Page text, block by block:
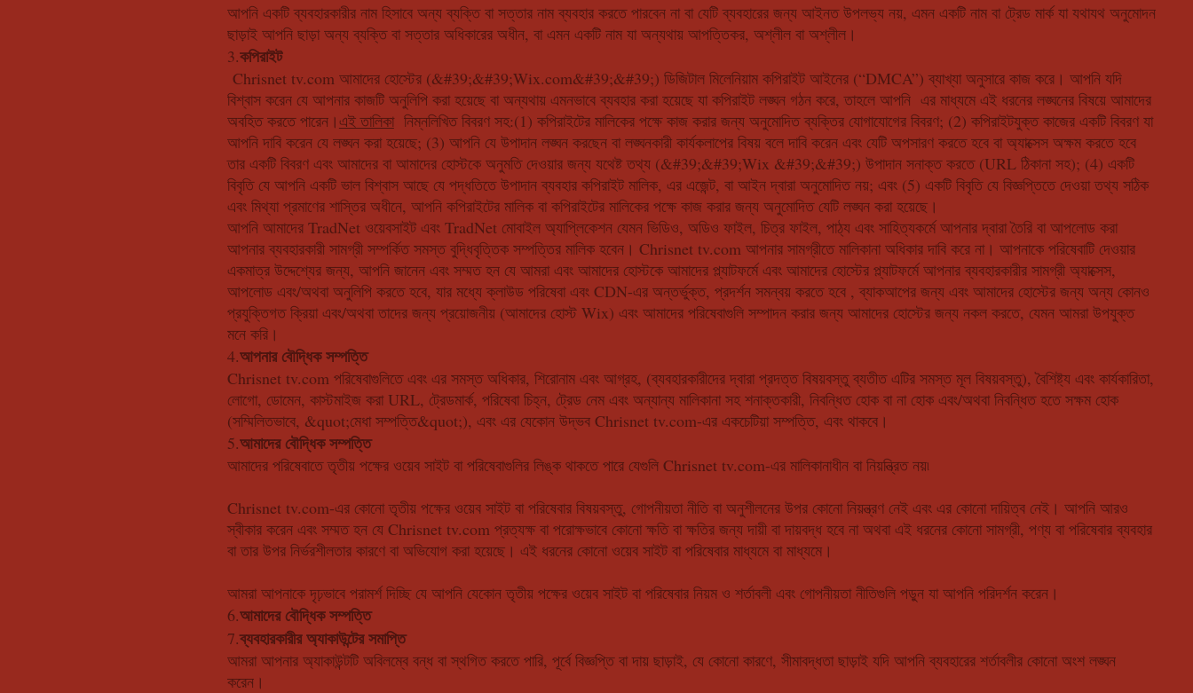
আপনি একটি ব্যবহারকারীর নাম হিসাবে অন্য ব্যক্তি বা সত্তার নাম ব্যবহার করতে পারবেন না বা যেটি ব্যবহারের জন্য আইনত উপলভ্য নয়, এমন একটি নাম বা ট্রেড মার্ক যা যথাযথ অনুমোদন
ছাড়াই আপনি ছাড়া অন্য ব্যক্তি বা সত্তার অধিকারের অধীন, বা এমন একটি নাম যা অন্যথায় আপত্তিকর, অশ্লীল বা অশ্লীল।
3.কপিরাইট
Chrisnet tv.com আমাদের হোস্টের (&#39;&#39;Wix.com&#39;&#39;) ডিজিটাল মিলেনিয়াম কপিরাইট আইনের (“DMCA”) ব্যাখ্যা অনুসারে কাজ করে। আপনি যদি
বিশ্বাস করেন যে আপনার কাজটি অনুলিপি করা হয়েছে বা অন্যথায় এমনভাবে ব্যবহার করা হয়েছে যা কপিরাইট লঙ্ঘন গঠন করে, তাহলে আপনি এর মাধ্যমে এই ধরনের লঙ্ঘনের বিষয়ে আমাদের
অবহিত করতে পারেন।এই তালিকানিম্নলিখিত বিবরণ সহ:(1) কপিরাইটের মালিকের পক্ষে কাজ করার জন্য অনুমোদিত ব্যক্তির যোগাযোগের বিবরণ; (2) কপিরাইটযুক্ত কাজের একটি বিবরণ যা
আপনি দাবি করেন যে লঙ্ঘন করা হয়েছে; (3) আপনি যে উপাদান লঙ্ঘন করছেন বা লঙ্ঘনকারী কার্যকলাপের বিষয় বলে দাবি করেন এবং যেটি অপসারণ করতে হবে বা অ্যাক্সেস অক্ষম করতে হবে
তার একটি বিবরণ এবং আমাদের বা আমাদের হোস্টকে অনুমতি দেওয়ার জন্য যথেষ্ট তথ্য (&#39;&#39;Wix &#39;&#39;) উপাদান সনাক্ত করতে (URL ঠিকানা সহ); (4) একটি
বিবৃতি যে আপনি একটি ভাল বিশ্বাস আছে যে পদ্ধতিতে উপাদান ব্যবহার কপিরাইট মালিক, এর এজেন্ট, বা আইন দ্বারা অনুমোদিত নয়; এবং (5) একটি বিবৃতি যে বিজ্ঞপ্তিতে দেওয়া তথ্য সঠিক
এবং মিথ্যা প্রমাণের শাস্তির অধীনে, আপনি কপিরাইটের মালিক বা কপিরাইটের মালিকের পক্ষে কাজ করার জন্য অনুমোদিত যেটি লঙ্ঘন করা হয়েছে।
আপনি আমাদের TradNet ওয়েবসাইট এবং TradNet মোবাইল অ্যাপ্লিকেশন যেমন ভিডিও, অডিও ফাইল, চিত্র ফাইল, পাঠ্য এবং সাহিত্যকর্মে আপনার দ্বারা তৈরি বা আপলোড করা
আপনার ব্যবহারকারী সামগ্রী সম্পর্কিত সমস্ত বুদ্ধিবৃত্তিক সম্পত্তির মালিক হবেন। Chrisnet tv.com আপনার সামগ্রীতে মালিকানা অধিকার দাবি করে না। আপনাকে পরিষেবাটি দেওয়ার
একমাত্র উদ্দেশ্যের জন্য, আপনি জানেন এবং সম্মত হন যে আমরা এবং আমাদের হোস্টকে আমাদের প্ল্যাটফর্মে এবং আমাদের হোস্টের প্ল্যাটফর্মে আপনার ব্যবহারকারীর সামগ্রী অ্যাক্সেস,
আপলোড এবং/অথবা অনুলিপি করতে হবে, যার মধ্যে ক্লাউড পরিষেবা এবং CDN-এর অন্তর্ভুক্ত, প্রদর্শন সমন্বয় করতে হবে , ব্যাকআপের জন্য এবং আমাদের হোস্টের জন্য অন্য কোনও
প্রযুক্তিগত ক্রিয়া এবং/অথবা তাদের জন্য প্রয়োজনীয় (আমাদের হোস্ট Wix) এবং আমাদের পরিষেবাগুলি সম্পাদন করার জন্য আমাদের হোস্টের জন্য নকল করতে, যেমন আমরা উপযুক্ত
মনে করি।
4.আপনার বৌদ্ধিক সম্পত্তি
Chrisnet tv.com পরিষেবাগুলিতে এবং এর সমস্ত অধিকার, শিরোনাম এবং আগ্রহ, (ব্যবহারকারীদের দ্বারা প্রদত্ত বিষয়বস্তু ব্যতীত এটির সমস্ত মূল বিষয়বস্তু), বৈশিষ্ট্য এবং কার্যকারিতা,
লোগো, ডোমেন, কাস্টমাইজ করা URL, ট্রেডমার্ক, পরিষেবা চিহ্ন, ট্রেড নেম এবং অন্যান্য মালিকানা সহ শনাক্তকারী, নিবন্ধিত হোক বা না হোক এবং/অথবা নিবন্ধিত হতে সক্ষম হোক
(সম্মিলিতভাবে, &quot;মেধা সম্পত্তি&quot;), এবং এর যেকোন উদ্ভব Chrisnet tv.com-এর একচেটিয়া সম্পত্তি, এবং থাকবে।
5.আমাদের বৌদ্ধিক সম্পত্তি
আমাদের পরিষেবাতে তৃতীয় পক্ষের ওয়েব সাইট বা পরিষেবাগুলির লিঙ্ক থাকতে পারে যেগুলি Chrisnet tv.com-এর মালিকানাধীন বা নিয়ন্ত্রিত নয়৷
Chrisnet tv.com-এর কোনো তৃতীয় পক্ষের ওয়েব সাইট বা পরিষেবার বিষয়বস্তু, গোপনীয়তা নীতি বা অনুশীলনের উপর কোনো নিয়ন্ত্রণ নেই এবং এর কোনো দায়িত্ব নেই। আপনি আরও
স্বীকার করেন এবং সম্মত হন যে Chrisnet tv.com প্রত্যক্ষ বা পরোক্ষভাবে কোনো ক্ষতি বা ক্ষতির জন্য দায়ী বা দায়বদ্ধ হবে না অথবা এই ধরনের কোনো সামগ্রী, পণ্য বা পরিষেবার ব্যবহার
বা তার উপর নির্ভরশীলতার কারণে বা অভিযোগ করা হয়েছে। এই ধরনের কোনো ওয়েব সাইট বা পরিষেবার মাধ্যমে বা মাধ্যমে।
আমরা আপনাকে দৃঢ়ভাবে পরামর্শ দিচ্ছি যে আপনি যেকোন তৃতীয় পক্ষের ওয়েব সাইট বা পরিষেবার নিয়ম ও শর্তাবলী এবং গোপনীয়তা নীতিগুলি পড়ুন যা আপনি পরিদর্শন করেন।
6.আমাদের বৌদ্ধিক সম্পত্তি
7.ব্যবহারকারীর অ্যাকাউন্টের সমাপ্তি
আমরা আপনার অ্যাকাউন্টটি অবিলম্বে বন্ধ বা স্থগিত করতে পারি, পূর্বে বিজ্ঞপ্তি বা দায় ছাড়াই, যে কোনো কারণে, সীমাবদ্ধতা ছাড়াই যদি আপনি ব্যবহারের শর্তাবলীর কোনো অংশ লঙ্ঘন
করেন।